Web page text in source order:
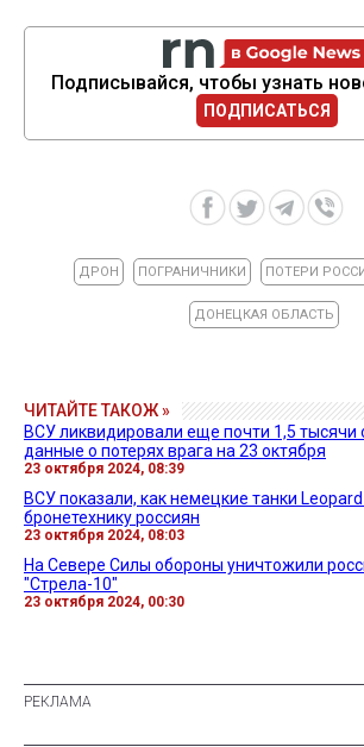
Подписывайся, чтобы узнать
ПОДПИСАТЬСЯ
ДРОН ПОГРАНИЧНИКИ ПОТЕРИ
ДОНЕЦКАЯ ОБЛАСТЬ
ЧИТАЙТЕ ТАКОЖ »
ВСУ ликвидировали еще почти 1,5 тысячи
данные о потерях врага на 23 октября
23 октября 2024, 08:39
ВСУ показали, как немецкие танки
бронетехнику россиян
23 октября 2024, 08:03
На Севере Силы обороны уничтожили
"Стрела-10"
23 октября 2024, 00:30